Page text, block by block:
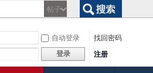
帖子
自动登录
找回密码
登录 注册